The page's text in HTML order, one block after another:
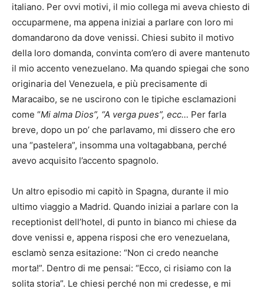
italiano. Per ovvi motivi, il mio collega mi aveva chiesto di
occuparmene, ma appena iniziai a parlare con loro mi
domandarono da dove venissi. Chiesi subito il motivo
della loro domanda, convinta com’ero di avere mantenuto
il mio accento venezuelano. Ma quando spiegai che sono
originaria del Venezuela, e più precisamente di
Maracaibo, se ne uscirono con le tipiche esclamazioni
come “Mi alma Dios”, “A verga pues”, ecc… Per farla
breve, dopo un po’ che parlavamo, mi dissero che ero
una “pastelera”, insomma una voltagabbana, perché
avevo acquisito l’accento spagnolo.
Un altro episodio mi capitò in Spagna, durante il mio
ultimo viaggio a Madrid. Quando iniziai a parlare con la
receptionist dell’hotel, di punto in bianco mi chiese da
dove venissi e, appena risposi che ero venezuelana,
esclamò senza esitazione: “Non ci credo neanche
morta!”. Dentro di me pensai: “Ecco, ci risiamo con la
solita storia”. Le chiesi perché non mi credesse, e mi